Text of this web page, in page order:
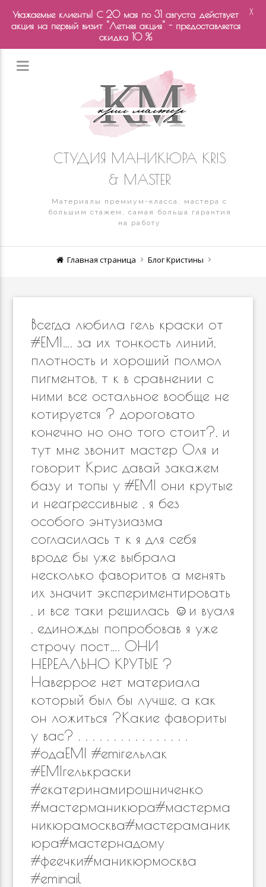
СТУДИЯ МАНИКЮРА KRIS
& MASTER
Материалы премиум-класса, мастера с
большим стажем, самая больша гарантия
на работу
Главная страница Блог Кристины
Всегда любила гель краски от
#EMI…. за их тонкость линий,
плотность и хороший полмол
пигментов, т к в сравнении с
ними все остальное вообще не
котируется ? дороговато
конечно но оно того стоит?, и
тут мне звонит мастер Оля и
говорит Крис давай закажем
базу и топы у #EMI они крутые
и неагрессивные , я без
особого энтузиазма
согласилась т к я для себя
вроде бы уже выбрала
несколько фаворитов а менять
их значит экспериментировать
, и все таки решилась ☺️и вуаля
, единожды попробовав я уже
строчу пост…. ОНИ
НЕРЕАЛЬНО КРУТЫЕ ?
Наверрое нет материала
который был бы лучше, а как
он ложиться ?Какие фавориты
у вас? . . . . . . . . . . . . . . . .
#одаEMI #emiгельлак
#EMIгелькраски
#екатеринамирошниченко
#мастерманикюра#мастерма
никюрамосква#мастераманик
юра#мастернадому
#феечки#маникюрмосква
#eminail
Уважаемые клиенты! С 20 мая по 31 августа действует
акция на первый визит "Летняя акция" - предоставляется
скидка 10 %
X